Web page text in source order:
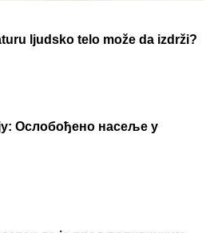
ljudsko telo može da izdrži?
Ослобођено насеље у